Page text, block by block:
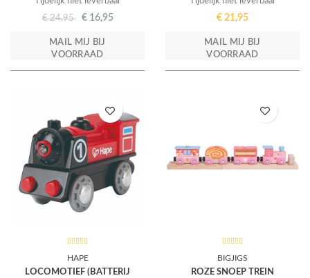
€24,95 € 16,95
MAIL MIJ BIJ
VOORRAAD
€ 21,95
MAIL MIJ BIJ
VOORRAAD
HAPE
LOCOMOTIEF (BATTERIJ
BIGJIGS
ROZE SNOEP TREIN